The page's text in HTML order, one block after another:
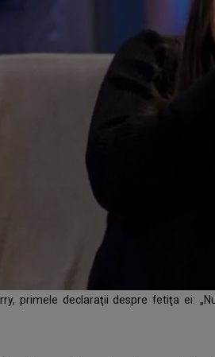
primele declaraţii despre fetiţa ei: